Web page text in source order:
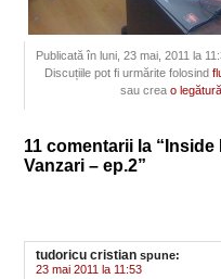
Publicată în luni, 23 mai, 2011 la
Discuțiile pot fi urmărite folosind
sau crea o
11 comentarii la “Inside
Vanzari – ep.2”
tudoricu cristian spune:
23 mai 2011 la 11:53